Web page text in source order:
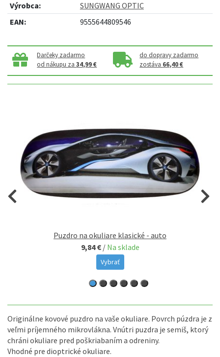
Výrobca:
SUNGWANG OPTIC
EAN:
9555644809546
Darčeky zadarmo
od nákupu za34,99 €
do dopravy zadarmo
zostáva 66,40 €
Puzdro na okuliare klasické - auto
9,84 € / Na sklade
Vybrať
Originálne kovové puzdro na vaše okuliare. Povrch púzdra je z
veľmi príjemného mikrovlákna. Vnútri puzdra je semiš, ktorý
chráni okuliare pred poškriabaním a odreniny.
Vhodné pre dioptrické okuliare.